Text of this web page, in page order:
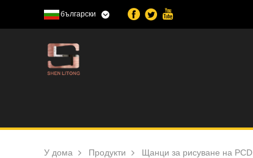
български
У дома Продукти Щанци за рисуване на PCD